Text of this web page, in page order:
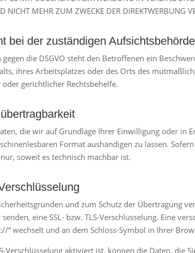
NICHT MEHR ZUM ZWECKE DER DIREKTWERBUNG
bei der zuständigen Aufsichts­behörde
gegen die DSGVO steht den Betroffenen ein
ihres Arbeitsplatzes oder des Orts des
gerichtlicher Rechtsbehelfe.
die wir auf Grundlage Ihrer Einwilligung oder
Format aushändigen zu lassen.
soweit es technisch machbar ist.
und zum Schutz der Übertragung
eine SSL- bzw. TLS-Verschlüsselung. Eine
“ wechselt und an dem Schloss-Symbol in Ihrer
Verschlüsselung aktiviert ist, können die Daten,